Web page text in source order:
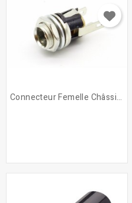
Connecteur Femelle Châssis...